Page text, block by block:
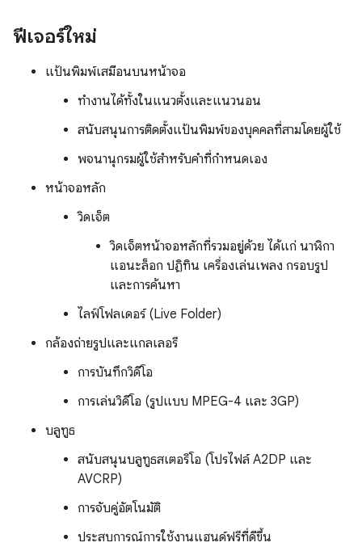
ฟีเจอร์ใหม่
แป้นพิมพ์เสมือนบนหน้าจอ
ทำงานได้ทั้งในแนวตั้งและแนวนอน
สนับสนุนการติดตั้งแป้นพิมพ์ของบุคคลที่สามโดยผู้ใช้
พจนานุกรมผู้ใช้สำหรับคำที่กำหนดเอง
หน้าจอหลัก
วิดเจ็ต
วิดเจ็ตหน้าจอหลักที่รวมอยู่ด้วย ได้แก่ นาฬิกา
แอนะล็อก ปฏิทิน เครื่องเล่นเพลง กรอบรูป
และการค้นหา
ไลฟ์โฟลเดอร์ (Live Folder)
กล้องถ่ายรูปและแกลเลอรี
การบันทึกวิดีโอ
การเล่นวิดีโอ (รูปแบบ MPEG-4 และ 3GP)
บลูทูธ
สนับสนุนบลูทูธสเตอริโอ (โปรไฟล์ A2DP และ
AVCRP)
การจับคู่อัตโนมัติ
ประสบการณ์การใช้งานแฮนด์ฟรีที่ดีขึ้น